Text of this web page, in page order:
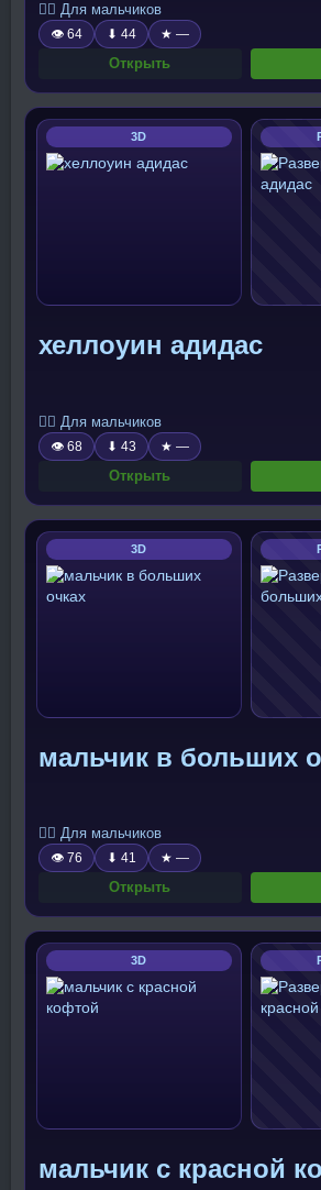
🧍‍♂️ Для мальчиков
👁 64 ⬇ 44 ★ —
Открыть
3D
хеллоуин адидас
🧍‍♂️ Для мальчиков
👁 68 ⬇ 43 ★ —
Открыть
3D
мальчик в больших
🧍‍♂️ Для мальчиков
👁 76 ⬇ 41 ★ —
Открыть
3D
мальчик с красной